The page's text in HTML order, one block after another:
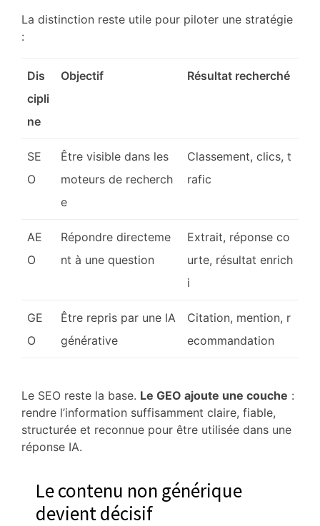
La distinction reste utile pour piloter une stratégie
:
Dis
cipli
ne
Objectif Résultat recherché
SE
O
Être visible dans les
moteurs de recherch
e
Classement, clics, t
rafic
AE
O
Répondre directeme
nt à une question
Extrait, réponse co
urte, résultat enrich
i
GE
O
Être repris par une IA
générative
Citation, mention, r
ecommandation
Le SEO reste la base. Le GEO ajoute une couche :
rendre l’information suffisamment claire, fiable,
structurée et reconnue pour être utilisée dans une
réponse IA.
Le contenu non générique
devient décisif